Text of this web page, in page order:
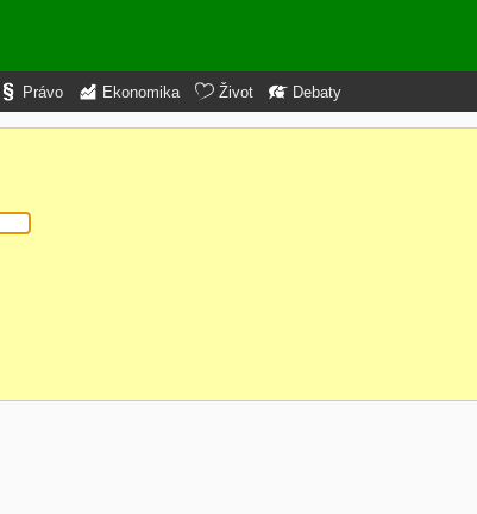
Právo Ekonomika Život Debaty